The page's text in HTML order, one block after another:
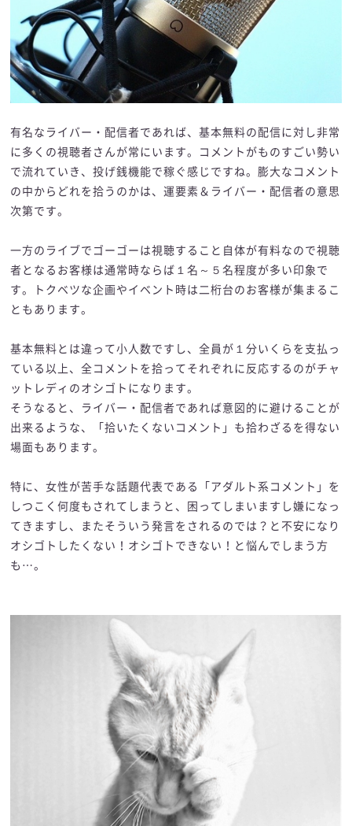
有名なライバー・配信者であれば、基本無料の配信に対し非常
に多くの視聴者さんが常にいます。コメントがものすごい勢い
で流れていき、投げ銭機能で稼ぐ感じですね。膨大なコメント
の中からどれを拾うのかは、運要素＆ライバー・配信者の意思
次第です。
一方のライブでゴーゴーは視聴すること自体が有料なので視聴
者となるお客様は通常時ならば１名～５名程度が多い印象で
す。トクベツな企画やイベント時は二桁台のお客様が集まるこ
ともあります。
基本無料とは違って小人数ですし、全員が１分いくらを支払っ
ている以上、全コメントを拾ってそれぞれに反応するのがチャ
ットレディのオシゴトになります。
そうなると、ライバー・配信者であれば意図的に避けることが
出来るような、「拾いたくないコメント」も拾わざるを得ない
場面もあります。
特に、女性が苦手な話題代表である「アダルト系コメント」を
しつこく何度もされてしまうと、困ってしまいますし嫌になっ
てきますし、またそういう発言をされるのでは？と不安になり
オシゴトしたくない！オシゴトできない！と悩んでしまう方
も…。